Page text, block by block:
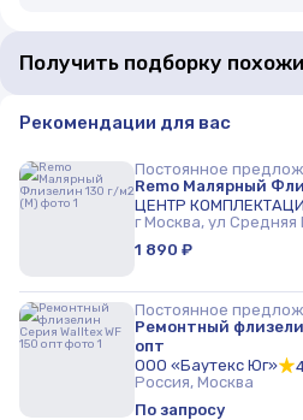
Получить подборку
Рекомендации для вас
Постоянное
Remo Малярный
ЦЕНТР
г Москва, ул
1 890 ₽
Постоянное
Ремонтный
опт
ООО «Баутекс Юг»
Россия, Москва
По запросу